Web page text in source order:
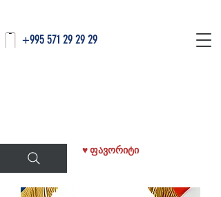
+995 571 29 29 29
♥ ფავორიტი